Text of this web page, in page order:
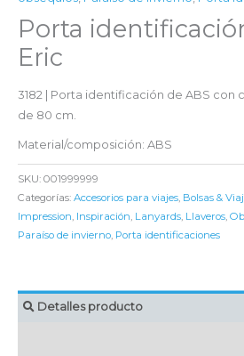
Porta
Eric
3182 | Porta identificación de ABS con
de 80 cm.
Material/composición: ABS
SKU: 001999999
Categorías: Accesorios para viajes Bolsas &
Impression Inspiración Lanyards Llaveros
Paraíso de invierno Porta identificaciones
Detalles producto